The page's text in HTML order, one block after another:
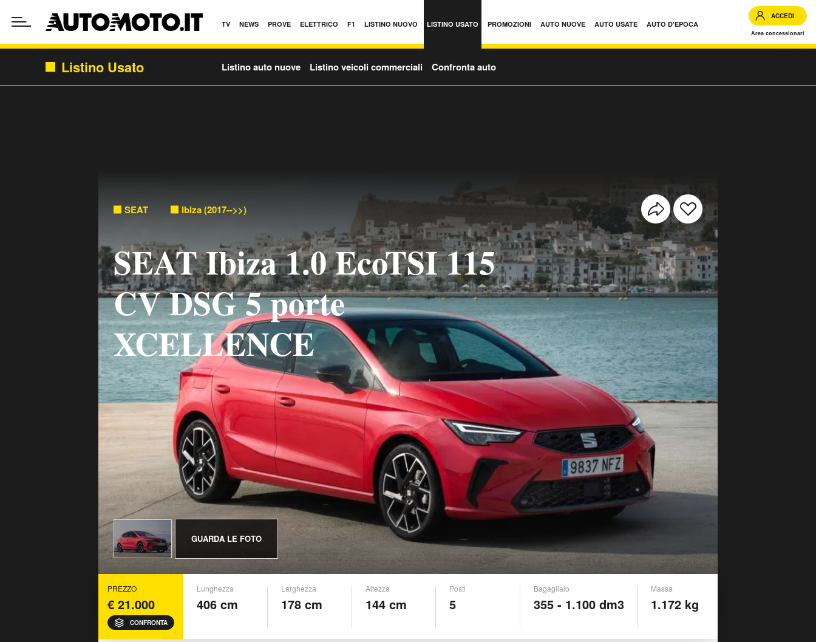
TV NEWS PROVE ELETTRICO F1 LISTINO NUOVO LISTINO USATO PROMOZIONI AUTO NUOVE AUTO USATE AUTO D'EPOCA
ACCEDI
Area concessionari
Listino Usato Listino auto nuove Listino veicoli commerciali Confronta auto
SEAT Ibiza (2017-->>)
SEAT Ibiza 1.0 EcoTSI 115
CV DSG 5 porte
XCELLENCE
GUARDA LE FOTO
PREZZO
€ 21.000
CONFRONTA
Lunghezza
406 cm
Larghezza
178 cm
Altezza
144 cm
Posti
5
Bagagliaio
355 - 1.100 dm3
Massa
1.172 kg